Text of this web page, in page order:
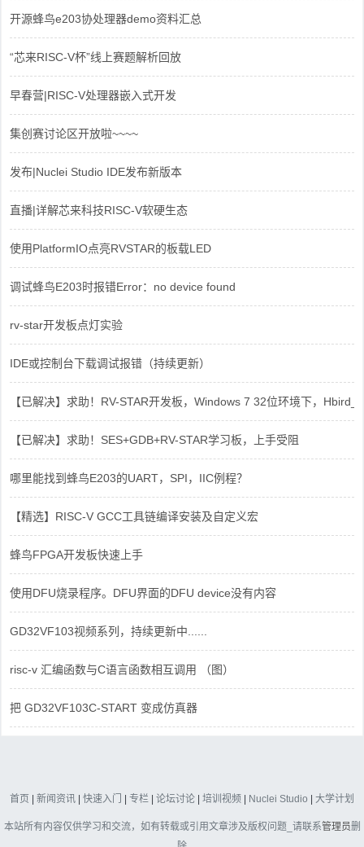
开源蜂鸟e203协处理器demo资料汇总
“芯来RISC-V杯”线上赛题解析回放
早春营|RISC-V处理器嵌入式开发
集创赛讨论区开放啦~~~~
发布|Nuclei Studio IDE发布新版本
直播|详解芯来科技RISC-V软硬生态
使用PlatformIO点亮RVSTAR的板载LED
调试蜂鸟E203时报错Error：no device found
rv-star开发板点灯实验
IDE或控制台下载调试报错（持续更新）
【已解决】求助！RV-STAR开发板，Windows 7 32位环境下，
【已解决】求助！SES+GDB+RV-STAR学习板，上手受阻
哪里能找到蜂鸟E203的UART，SPI，IIC例程？
【精选】RISC-V GCC工具链编译安装及自定义宏
蜂鸟FPGA开发板快速上手
使用DFU烧录程序。DFU界面的DFU device没有内容
GD32VF103视频系列，持续更新中......
risc-v 汇编函数与C语言函数相互调用 （图）
把 GD32VF103C-START 变成仿真器
首页 | 新闻资讯 | 快速入门 | 专栏 | 论坛讨论 | 培训视频 | Nuclei Studio | 大学计划
本站所有内容仅供学习和交流，如有转载或引用文章涉及版权问题_请联系管理员删